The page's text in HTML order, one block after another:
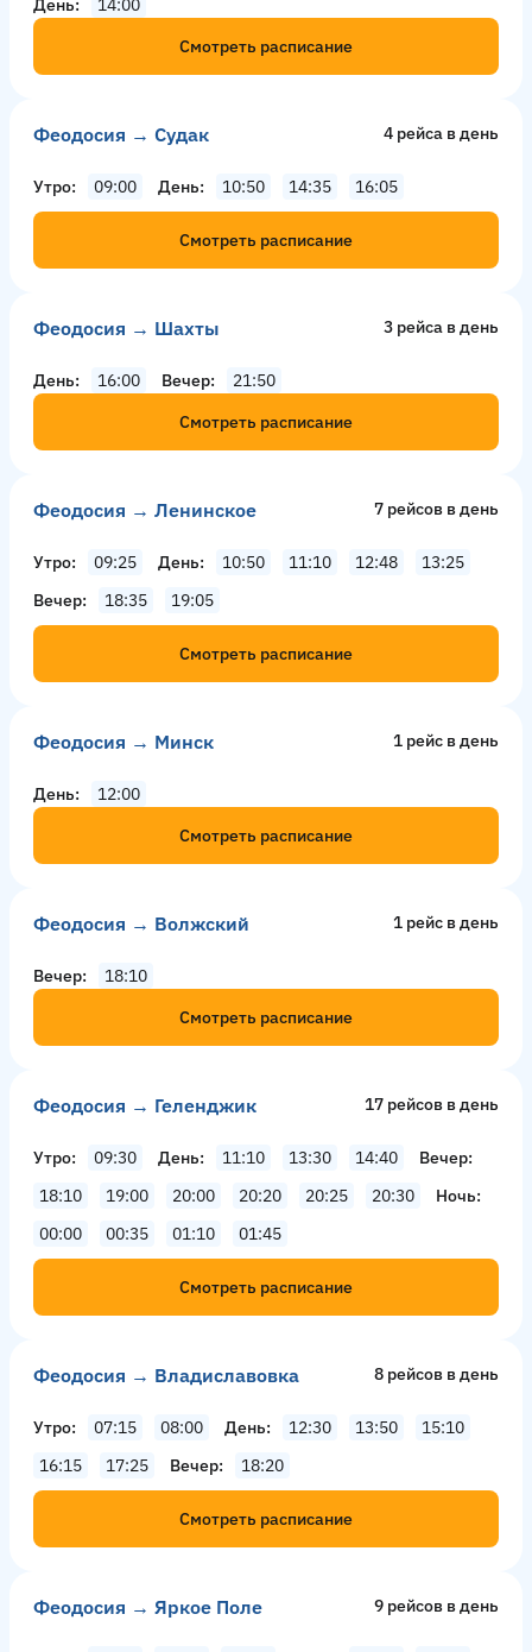
День
14:00
Смотреть расписание
Феодосия → Судак 4 рейсa в день
Утро 09:00 День 10:50 14:35 16:05
Смотреть расписание
Феодосия → Шахты 3 рейсa в день
День 16:00 Вечер
21:50
Смотреть расписание
Феодосия → Ленинское 7 рейсов в день
Утро 09:25 День 10:50 11:10 12:48
13:25
Вечер
18:35 19:05
Смотреть расписание
Феодосия → Минск 1 рейс в день
День
12:00
Смотреть расписание
Феодосия → Волжский 1 рейс в день
Вечер
18:10
Смотреть расписание
Феодосия → Геленджик 17 рейсов в день
Утро 09:30 День 11:10 13:30 14:40
Вечер
18:10
19:00 20:00 20:20 20:25 20:30
Ночь
00:00
00:35 01:10 01:45
Смотреть расписание
Феодосия → Владиславовка 8 рейсов в день
Утро 07:15 08:00 День 12:30 13:50
15:10
16:15
17:25 Вечер 18:20
Смотреть расписание
Феодосия → Яркое Поле 9 рейсов в день